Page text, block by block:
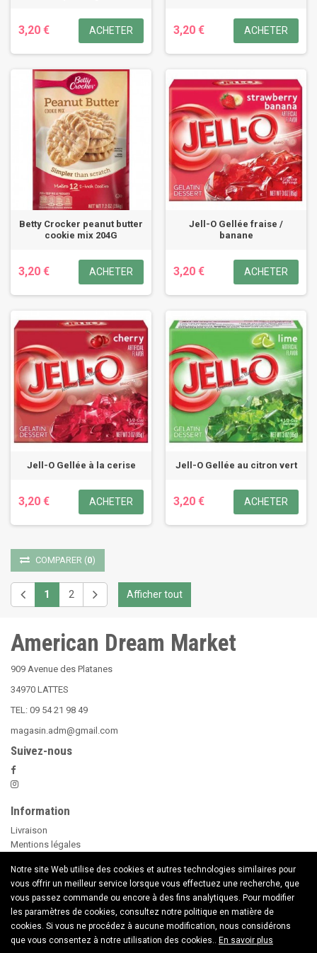
Notre site Web utilise des cookies et autres technologies similaires pour
vous offrir un meilleur service lorsque vous effectuez une recherche, que
vous passez commande ou encore à des fins analytiques. Pour modifier
les paramètres de cookies, consultez notre politique en matière de
cookies. Si vous ne procédez à aucune modification, nous considérons
que vous consentez à notre utilisation des cookies.. En savoir plus
3,20 € ACHETER 3,20 € ACHETER
Betty Crocker peanut butter
cookie mix 204G
3,20 € ACHETER
Jell-O Gellée fraise /
banane
3,20 € ACHETER
Jell-O Gellée à la cerise
3,20 € ACHETER
Jell-O Gellée au citron vert
3,20 € ACHETER
COMPARER (0)
1 2 Afficher tout
American Dream Market
909 Avenue des Platanes
34970 LATTES
TEL: 09 54 21 98 49
magasin.adm@gmail.com
Suivez-nous
Information
Livraison
Mentions légales
Paiement sécurisé
Le Beer Pong
conseils d'utilisation des Bougies
Nouveaux Produits
Contactez nous